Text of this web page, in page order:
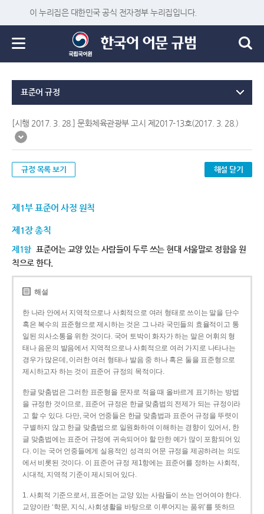
이 누리집은 대한민국 공식 전자정부 누리집입니다.
표준어 규정
[시행 2017. 3. 28.] 문화체육관광부 고시 제2017-13호(2017. 3. 28.)
규정 목록 보기 해설 닫기
제1부 표준어 사정 원칙
제1장 총칙
제1항 표준어는 교양 있는 사람들이 두루 쓰는 현대 서울말로 정함을 원
칙으로 한다.
해설
한 나라 안에서 지역적으로나 사회적으로 여러 형태로 쓰이는 말을 단수
혹은 복수의 표준형으로 제시하는 것은 그 나라 국민들의 효율적이고 통
일된 의사소통을 위한 것이다. 국어 토박이 화자가 하는 말은 어휘의 형
태나 음운의 발음에서 지역적으로나 사회적으로 여러 가지로 나타나는
경우가 많은데, 이러한 여러 형태나 발음 중 하나 혹은 둘을 표준형으로
제시하고자 하는 것이 표준어 규정의 목적이다.
한글 맞춤법은 그러한 표준형을 문자로 적을 때 올바르게 표기하는 방법
을 규정한 것이므로, 표준어 규정은 한글 맞춤법의 전제가 되는 규정이라
고 할 수 있다. 다만, 국어 언중들은 한글 맞춤법과 표준어 규정을 뚜렷이
구별하지 않고 한글 맞춤법으로 일원화하여 이해하는 경향이 있어서, 한
글 맞춤법에는 표준어 규정에 귀속되어야 할 만한 예가 많이 포함되어 있
다. 이는 국어 언중들에게 실용적인 성격의 어문 규정을 제공하려는 의도
에서 비롯된 것이다. 이 표준어 규정 제1항에는 표준어를 정하는 사회적,
시대적, 지역적 기준이 제시되어 있다.
1. 사회적 기준으로서, 표준어는 교양 있는 사람들이 쓰는 언어여야 한다.
교양이란 ‘학문, 지식, 사회생활을 바탕으로 이루어지는 품위’를 뜻하므